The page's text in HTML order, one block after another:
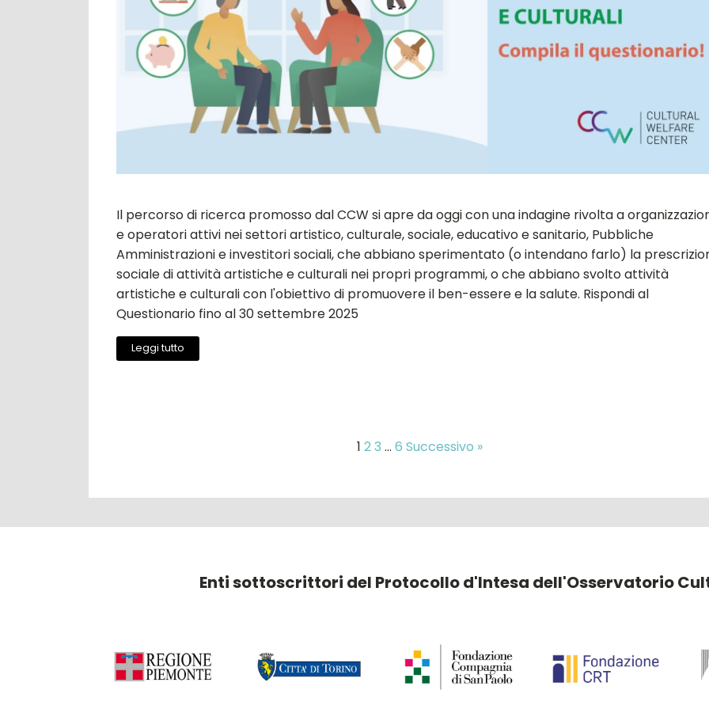
Il percorso di ricerca promosso dal CCW si apre da oggi con una indagine rivolta a
e operatori attivi nei settori artistico, culturale, sociale, educativo e sanitario, Pubbliche
Amministrazioni e investitori sociali, che abbiano sperimentato (o intendano farlo) la
sociale di attività artistiche e culturali nei propri programmi, o che abbiano svolto attività
artistiche e culturali con l'obiettivo di promuovere il ben-essere e la salute. Rispondi al
Questionario fino al 30 settembre 2025
Leggi tutto
1 23 … 6 Successivo »
Enti sottoscrittori del Protocollo d'Intesa dell'Osservatorio